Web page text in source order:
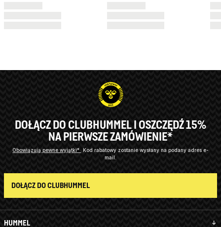
HUMMEL
DOŁĄCZ DO CLUBHUMMEL I OSZCZĘDŹ 15%
NA PIERWSZE ZAMÓWIENIE*
Obowiązują pewne wyjątki*
Kod rabatowy zostanie wysłany na podany adres e-
mail.
DOŁĄCZ DO CLUBHUMMEL